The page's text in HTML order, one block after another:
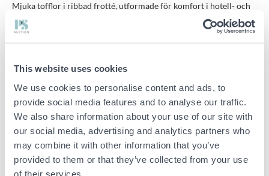
This website uses cookies
We use cookies to personalise content and ads, to
provide social media features and to analyse our traffic.
We also share information about your use of our site with
our social media, advertising and analytics partners who
may combine it with other information that you’ve
provided to them or that they’ve collected from your use
of their services.
Mjuka tofflor i ribbad frotté, utformade för komfort i hotell- och
spamiljöer. Den greppvänliga sulan ger stabilitet på både torra
och våta underlag. Storlek ca 26 cm.
Sula med antihalkfunktion
Egenskaper
• Mjuk frottékänsla
• Anpassad för avkopplande miljöer
• Storlek S, ca 26 cm
Viktig info